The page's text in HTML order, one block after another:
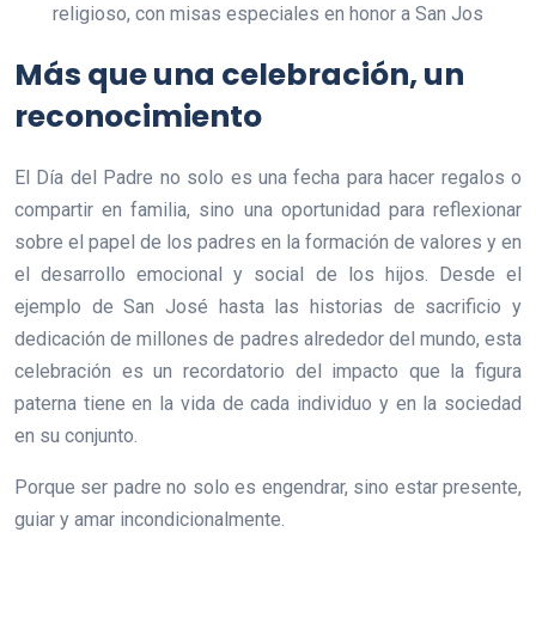
religioso, con misas especiales en honor a San Jos
Más que una celebración, un
reconocimiento
El Día del Padre no solo es una fecha para hacer regalos o
compartir en familia, sino una oportunidad para reflexionar
sobre el papel de los padres en la formación de valores y en
el desarrollo emocional y social de los hijos. Desde el
ejemplo de San José hasta las historias de sacrificio y
dedicación de millones de padres alrededor del mundo, esta
celebración es un recordatorio del impacto que la figura
paterna tiene en la vida de cada individuo y en la sociedad
en su conjunto.
Porque ser padre no solo es engendrar, sino estar presente,
guiar y amar incondicionalmente.